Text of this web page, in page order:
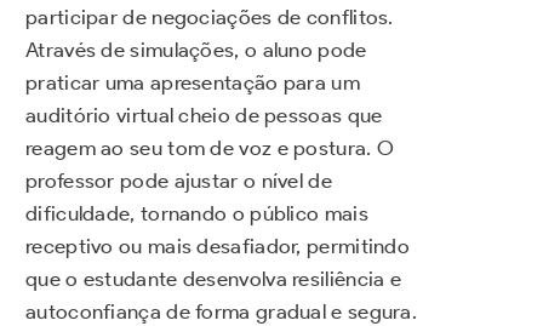
participar de negociações de conflitos.
Através de simulações, o aluno pode
praticar uma apresentação para um
auditório virtual cheio de pessoas que
reagem ao seu tom de voz e postura. O
professor pode ajustar o nível de
dificuldade, tornando o público mais
receptivo ou mais desafiador, permitindo
que o estudante desenvolva resiliência e
autoconfiança de forma gradual e segura.